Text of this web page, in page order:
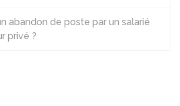
abandon de poste par un salarié
privé ?